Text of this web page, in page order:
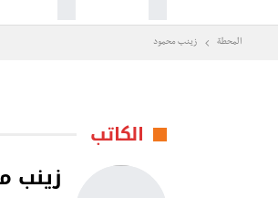
المحطة زينب محمود
الكاتب
زينب